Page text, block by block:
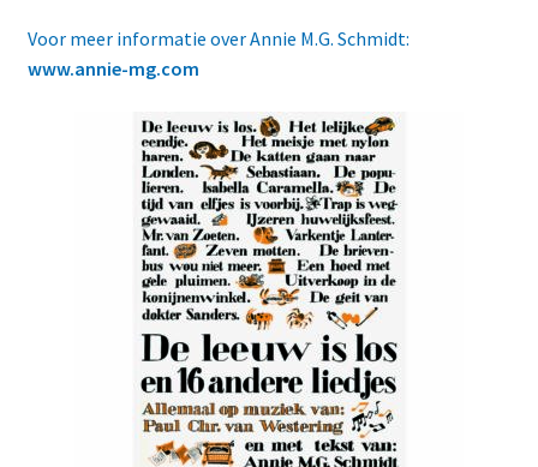
Over ons
Voor meer informatie over Annie M.G. Schmidt:
www.annie-mg.com